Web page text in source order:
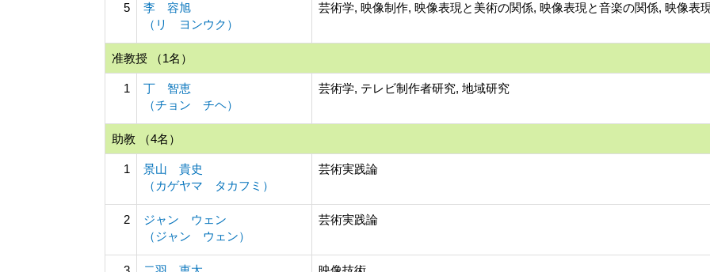
5
李 容旭
（リ ヨンウク）
芸術学, 映像制作, 映像表現と美術の関係, 映像表現と音楽の関係, 映像表
准教授 （1名）
1
丁 智恵
（チョン チヘ）
芸術学, テレビ制作者研究, 地域研究
助教 （4名）
1
景山 貴史
（カゲヤマ タカフミ）
芸術実践論
2
ジャン ウェン
（ジャン ウェン）
芸術実践論